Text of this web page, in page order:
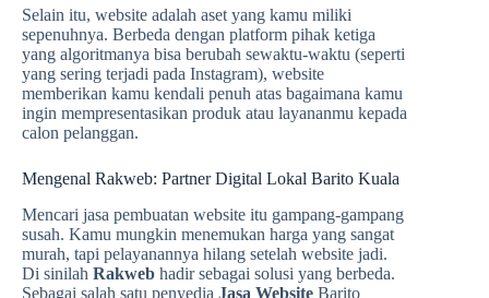
Selain itu, website adalah aset yang kamu miliki
sepenuhnya. Berbeda dengan platform pihak ketiga
yang algoritmanya bisa berubah sewaktu-waktu (seperti
yang sering terjadi pada Instagram), website
memberikan kamu kendali penuh atas bagaimana kamu
ingin mempresentasikan produk atau layananmu kepada
calon pelanggan.
Mengenal Rakweb: Partner Digital Lokal Barito Kuala
Mencari jasa pembuatan website itu gampang-gampang
susah. Kamu mungkin menemukan harga yang sangat
murah, tapi pelayanannya hilang setelah website jadi.
Di sinilah Rakweb hadir sebagai solusi yang berbeda.
Sebagai salah satu penyedia Jasa Website Barito